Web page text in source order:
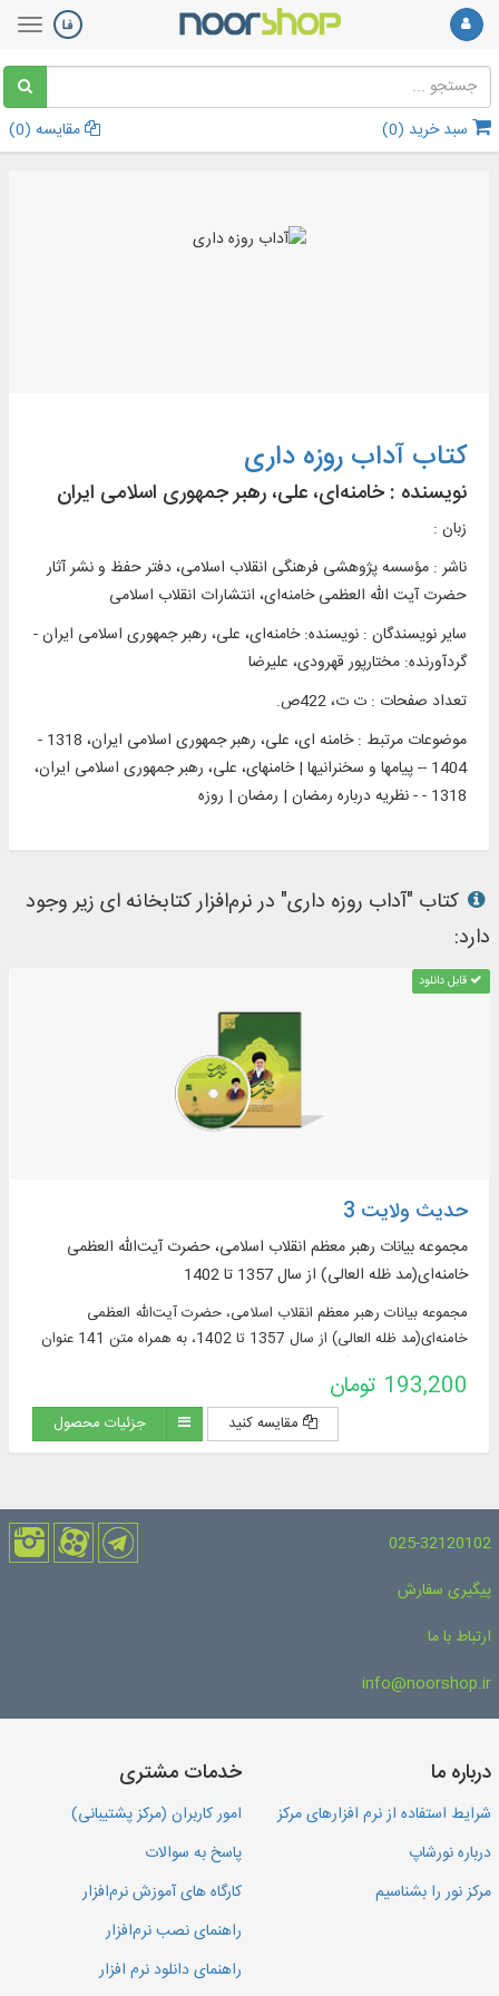
سبد خرید (0
) مقایسه (0
)
کتاب آداب روزه داری
نویسنده : خامنه‌ای، علی، رهبر جمهوری اسلامی ایران
زبان :
ناشر : مؤسسه پژوهشی فرهنگی انقلاب اسلامی، دفتر حفظ و نشر آثار
حضرت آیت الله العظمی خامنه‌ای، انتشارات انقلاب اسلامی
سایر نویسندگان : نویسنده: خامنه‌ای، علی، رهبر جمهوری اسلامی ایران -
گردآورنده: مختارپور قهرودی، علیرضا
تعداد صفحات : ت ت، 422ص.
موضوعات مرتبط :
خامنه ای، علی، رهبر جمهوری اسلامی ایران، 1318 -
1404 -- پیامها و سخنرانیها | خامنه‎ای، علی، رهبر جمهوری اسلامی ایران،
1318 - - نظریه درباره رمضان | رمضان | روزه
کتاب "آداب روزه داری" در نرم‌افزار کتابخانه ای زیر وجود
دارد:
قابل دانلود
حدیث ولایت 3
مجموعه بیانات رهبر معظم انقلاب اسلامی، حضرت آیت‌الله العظمی
خامنه‌ای(مد ظله العالی) از سال 1357 تا 1402
مجموعه بیانات رهبر معظم انقلاب اسلامی، حضرت آیت‌الله العظمی
خامنه‌ای(مد ظله العالی) از سال 1357 تا 1402، به همراه متن 141 عنوان
193,200 تومان
مقایسه کنید جزئیات محصول
025-32120102
پیگیری سفارش
ارتباط با ما
info@noorshop.ir
درباره ما
شرایط استفاده از نرم افزارهای مرکز
درباره نورشاپ
مرکز نور را بشناسیم
خدمات مشتری
امور کاربران (مرکز پشتیبانی)
پاسخ به سوالات
کارگاه های آموزش نرم‌افزار
راهنمای نصب نرم‌افزار
راهنمای دانلود نرم افزار